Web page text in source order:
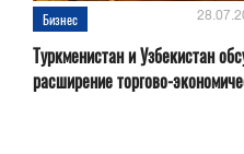
Бизнес
Туркменистан и Узбекистан
расширение торгово-